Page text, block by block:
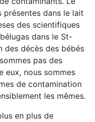
présentes dans le lait
des scientifiques
dans le St-
des décès des bébés
pas des
eux, nous sommes
de contamination
les mêmes.
en plus de